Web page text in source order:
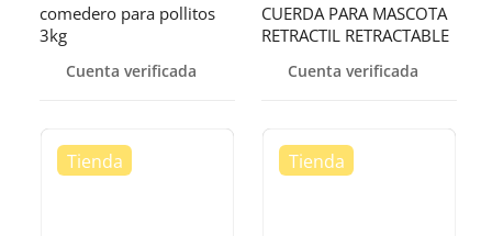
comedero para pollitos
3kg
Cuenta verificada
CUERDA PARA MASCOTA
RETRACTIL RETRACTABLE
Cuenta verificada